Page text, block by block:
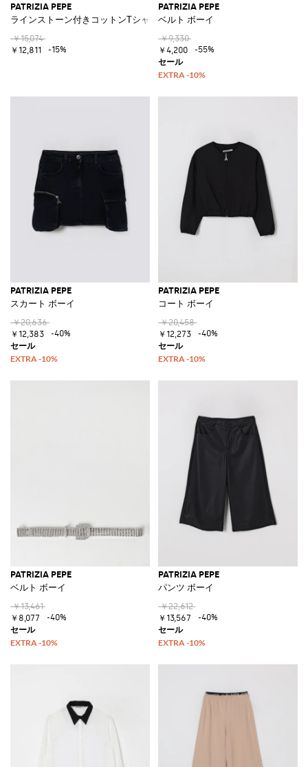
PATRIZIA PEPE
ラインストーン付きコットンTシャツ
￥15,074
￥12,811
-15%
PATRIZIA PEPE
ベルト ボーイ
￥9,330
￥4,200
-55%
PATRIZIA PEPE
スカート ボーイ
￥20,636
￥12,383
-40%
PATRIZIA PEPE
コート ボーイ
￥20,458
￥12,273
-40%
PATRIZIA PEPE
ベルト ボーイ
￥13,461
￥8,077
-40%
PATRIZIA PEPE
パンツ ボーイ
￥22,612
￥13,567
-40%